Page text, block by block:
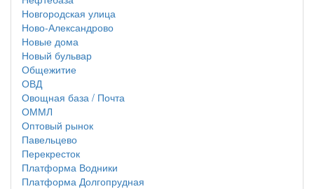
Новгородская улица
Ново-Александрово
Новые дома
Новый бульвар
Общежитие
ОВД
Овощная база / Почта
ОММЛ
Оптовый рынок
Павельцево
Перекресток
Платформа Водники
Платформа Долгопрудная